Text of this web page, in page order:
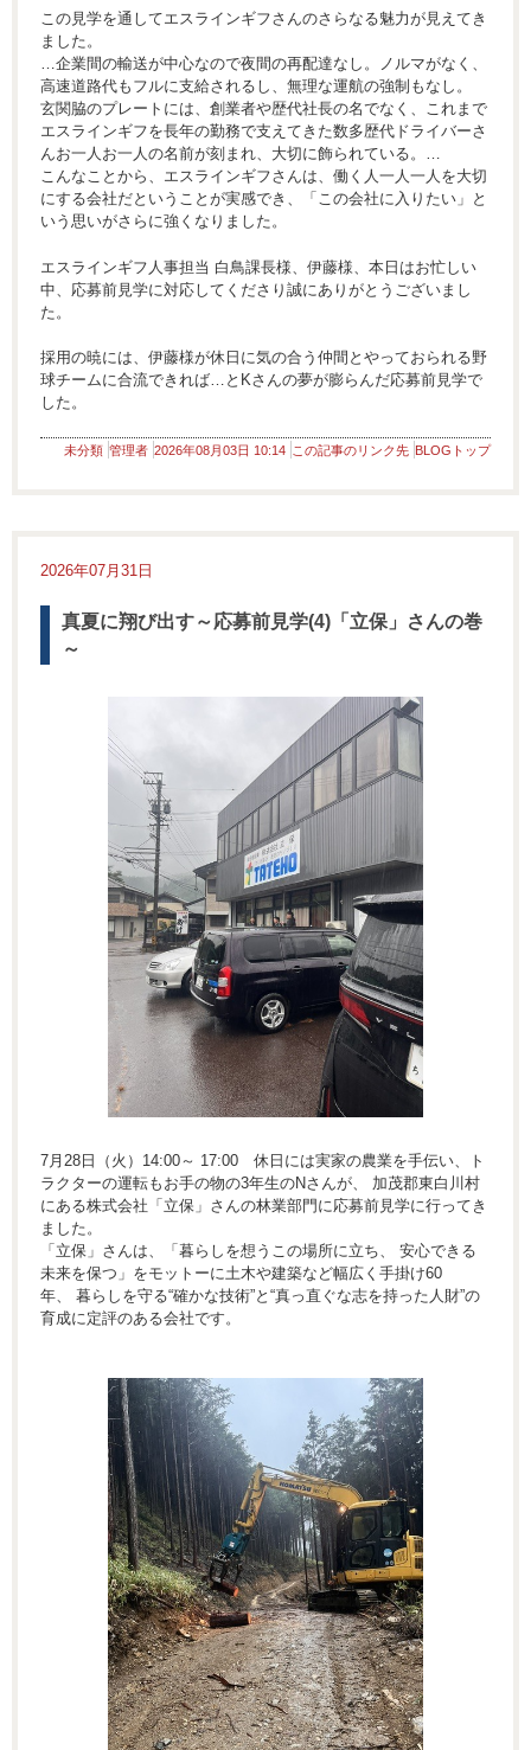
この見学を通してエスラインギフさんのさらなる魅力が見えてき
ました。
…企業間の輸送が中心なので夜間の再配達なし。ノルマがなく、
高速道路代もフルに支給されるし、無理な運航の強制もなし。
玄関脇のプレートには、創業者や歴代社長の名でなく、これまで
エスラインギフを長年の勤務で支えてきた数多歴代ドライバーさ
んお一人お一人の名前が刻まれ、大切に飾られている。…
こんなことから、エスラインギフさんは、働く人一人一人を大切
にする会社だということが実感でき、「この会社に入りたい」と
いう思いがさらに強くなりました。
エスラインギフ人事担当 白鳥課長様、伊藤様、本日はお忙しい
中、応募前見学に対応してくださり誠にありがとうございまし
た。
採用の暁には、伊藤様が休日に気の合う仲間とやっておられる野
球チームに合流できれば…とKさんの夢が膨らんだ応募前見学で
した。
未分類 管理者 2026年08月03日 10:14 この記事のリンク先 BLOGトップ
2026年07月31日
真夏に翔び出す～応募前見学(4)「立保」さんの巻
～
7月28日（火）14:00～ 17:00 休日には実家の農業を手伝い、ト
ラクターの運転もお手の物の3年生のNさんが、 加茂郡東白川村
にある株式会社「立保」さんの林業部門に応募前見学に行ってき
ました。
「立保」さんは、「暮らしを想うこの場所に立ち、 安心できる
未来を保つ」をモットーに土木や建築など幅広く手掛け60
年、 暮らしを守る“確かな技術”と“真っ直ぐな志を持った人財”の
育成に定評のある会社です。